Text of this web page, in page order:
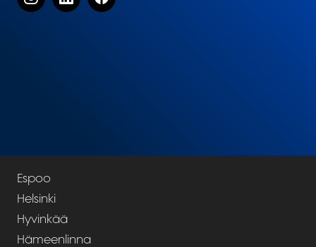
Espoo
Helsinki
Hyvinkää
Hämeenlinna